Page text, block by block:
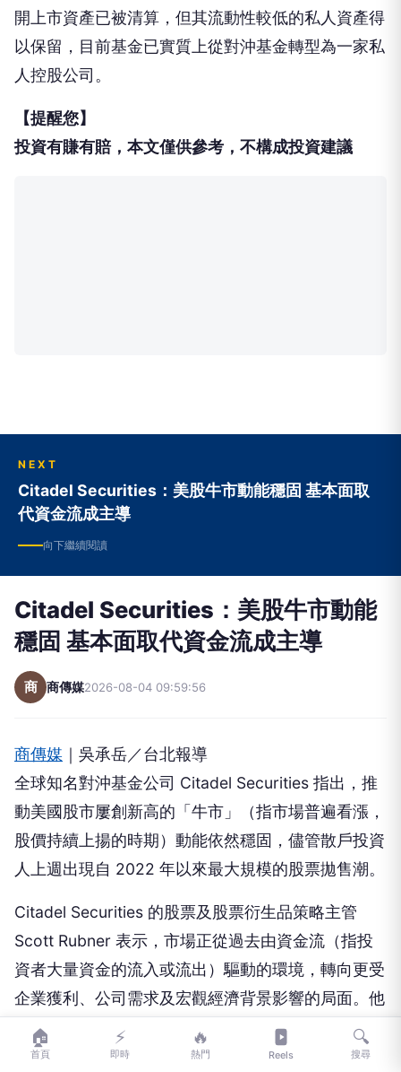
開上市資產已被清算，但其流動性較低的私人資產得
以保留，目前基金已實質上從對沖基金轉型為一家私
人控股公司。
【提醒您】
投資有賺有賠，本文僅供參考，不構成投資建議
NEXT
Citadel Securities：美股牛市動能穩固 基本面取
代資金流成主導
向下繼續閱讀
Citadel Securities：美股牛市動能
穩固 基本面取代資金流成主導
商 商傳媒2026-08-04 09:59:56
商傳媒 ｜吳承岳／台北報導
全球知名對沖基金公司 Citadel Securities 指出，推
動美國股市屢創新高的「牛市」（指市場普遍看漲，
股價持續上揚的時期）動能依然穩固，儘管散戶投資
人上週出現自 2022 年以來最大規模的股票拋售潮。
Citadel Securities 的股票及股票衍生品策略主管
Scott Rubner 表示，市場正從過去由資金流（指投
資者大量資金的流入或流出）驅動的環境，轉向更受
企業獲利、公司需求及宏觀經濟背景影響的局面。他
認為，在散戶投機性交易重整後，市場的「過度行
為」已經獲得化解。
🏠
首頁
⚡
即時
🔥
熱門 Reels
🔍
搜尋